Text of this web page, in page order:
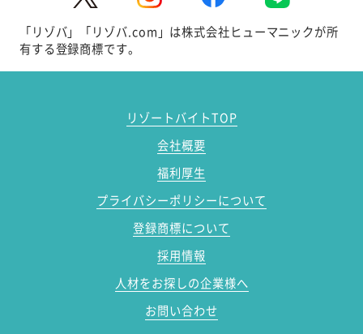
「リゾバ」「リゾバ.com」は株式会社ヒューマニックが所
有する登録商標です。
リゾートバイトTOP
会社概要
福利厚生
プライバシーポリシーについて
登録商標について
採用情報
人材をお探しの企業様へ
お問い合わせ